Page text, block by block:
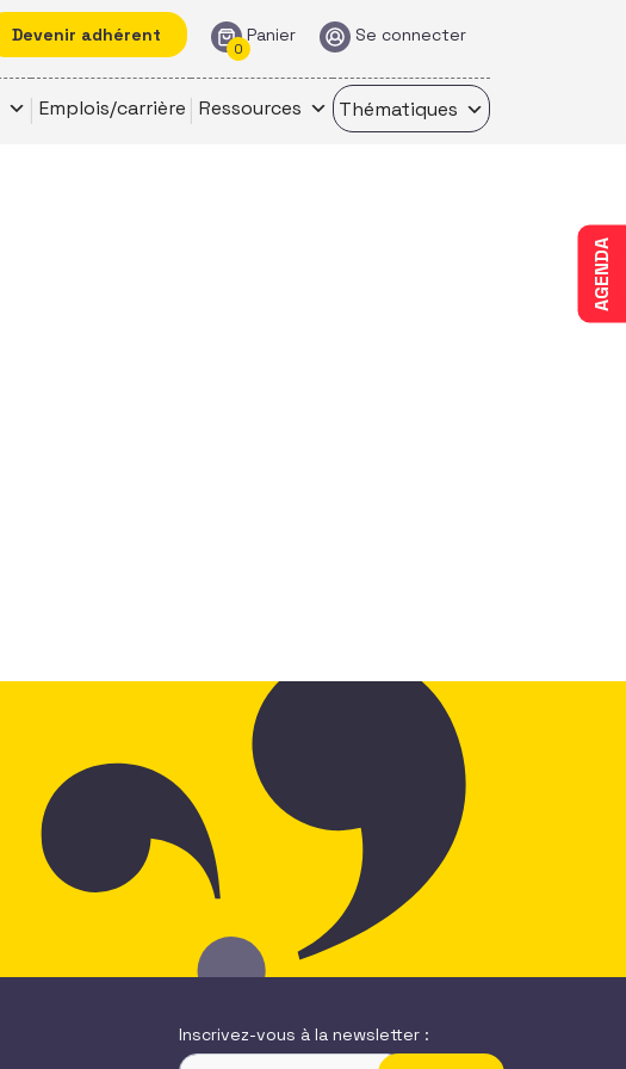
Devenir adhérent Panier
0
Se connecter
Emplois/carrière Ressources Thématiques
AGENDA
Inscrivez-vous à la newsletter :